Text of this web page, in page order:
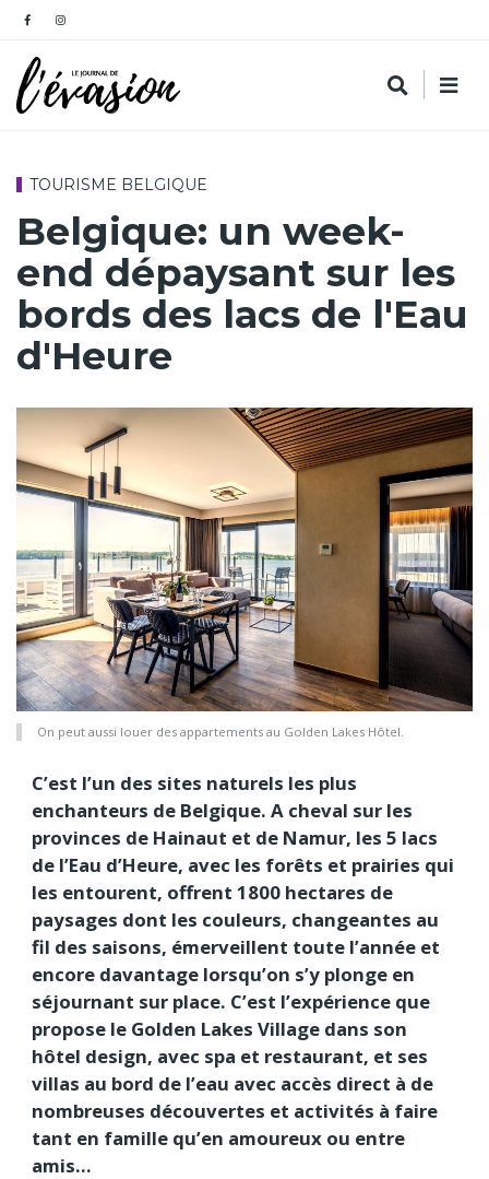
TOURISME BELGIQUE
Belgique: un week-
end dépaysant sur les
bords des lacs de l'Eau
d'Heure
On peut aussi louer des appartements au Golden Lakes Hôtel.
C’est l’un des sites naturels les plus
enchanteurs de Belgique. A cheval sur les
provinces de Hainaut et de Namur, les 5 lacs
de l’Eau d’Heure, avec les forêts et prairies qui
les entourent, offrent 1800 hectares de
paysages dont les couleurs, changeantes au
fil des saisons, émerveillent toute l’année et
encore davantage lorsqu’on s’y plonge en
séjournant sur place. C’est l’expérience que
propose le Golden Lakes Village dans son
hôtel design, avec spa et restaurant, et ses
villas au bord de l’eau avec accès direct à de
nombreuses découvertes et activités à faire
tant en famille qu’en amoureux ou entre
amis…